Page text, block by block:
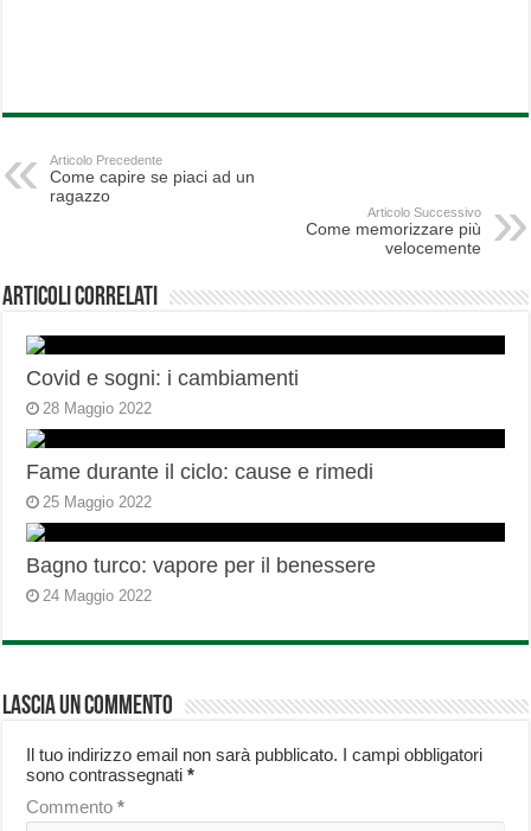
Articolo Precedente
Come capire se piaci ad un
ragazzo
Articolo Successivo
Come memorizzare più
velocemente
Articoli correlati
Covid e sogni: i cambiamenti
28 Maggio 2022
Fame durante il ciclo: cause e rimedi
25 Maggio 2022
Bagno turco: vapore per il benessere
24 Maggio 2022
Lascia un commento
Il tuo indirizzo email non sarà pubblicato. I campi obbligatori
sono contrassegnati*
Commento*